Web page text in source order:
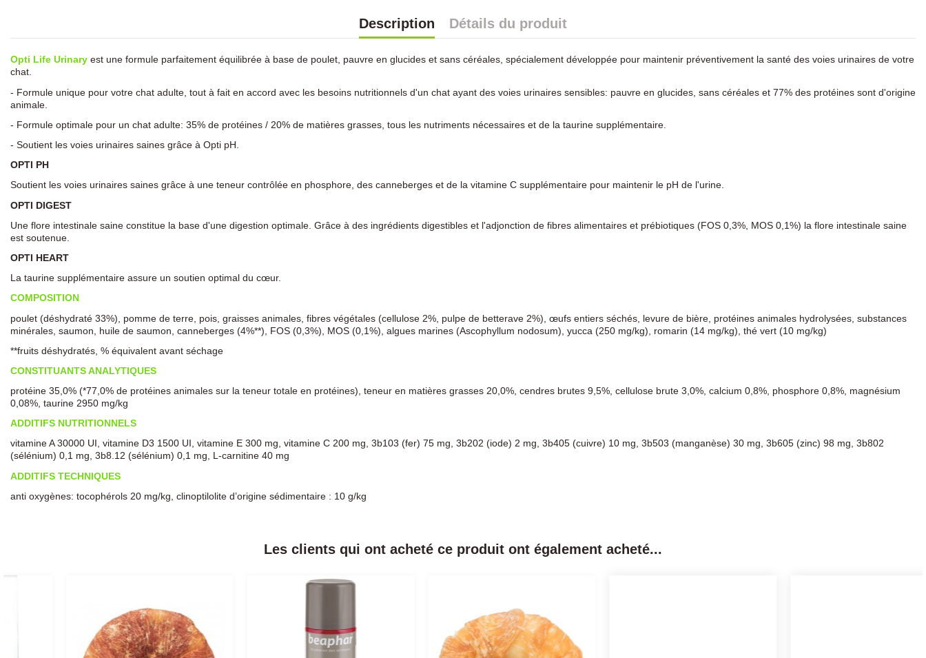
Description Détails du produit
Opti Life Urinary est une formule parfaitement équilibrée à base de poulet, pauvre en glucides et sans céréales, spécialement développée pour maintenir préventivement la santé des voies urinaires de votre
chat.
- Formule unique pour votre chat adulte, tout à fait en accord avec les besoins nutritionnels d'un chat ayant des voies urinaires sensibles: pauvre en glucides, sans céréales et 77% des protéines sont d'origine
animale.
- Formule optimale pour un chat adulte: 35% de protéines / 20% de matières grasses, tous les nutriments nécessaires et de la taurine supplémentaire.
- Soutient les voies urinaires saines grâce à Opti pH.
OPTI PH
Soutient les voies urinaires saines grâce à une teneur contrôlée en phosphore, des canneberges et de la vitamine C supplémentaire pour maintenir le pH de l'urine.
OPTI DIGEST
Une flore intestinale saine constitue la base d'une digestion optimale. Grâce à des ingrédients digestibles et l'adjonction de fibres alimentaires et prébiotiques (FOS 0,3%, MOS 0,1%) la flore intestinale saine
est soutenue.
OPTI HEART
La taurine supplémentaire assure un soutien optimal du cœur.
COMPOSITION
poulet (déshydraté 33%), pomme de terre, pois, graisses animales, fibres végétales (cellulose 2%, pulpe de betterave 2%), œufs entiers séchés, levure de bière, protéines animales hydrolysées, substances
minérales, saumon, huile de saumon, canneberges (4%**), FOS (0,3%), MOS (0,1%), algues marines (Ascophyllum nodosum), yucca (250 mg/kg), romarin (14 mg/kg), thé vert (10 mg/kg)
**fruits déshydratés, % équivalent avant séchage
CONSTITUANTS ANALYTIQUES
protéine 35,0% (*77,0% de protéines animales sur la teneur totale en protéines), teneur en matières grasses 20,0%, cendres brutes 9,5%, cellulose brute 3,0%, calcium 0,8%, phosphore 0,8%, magnésium
0,08%, taurine 2950 mg/kg
ADDITIFS NUTRITIONNELS
vitamine A 30000 UI, vitamine D3 1500 UI, vitamine E 300 mg, vitamine C 200 mg, 3b103 (fer) 75 mg, 3b202 (iode) 2 mg, 3b405 (cuivre) 10 mg, 3b503 (manganèse) 30 mg, 3b605 (zinc) 98 mg, 3b802
(sélénium) 0,1 mg, 3b8.12 (sélénium) 0,1 mg, L-carnitine 40 mg
ADDITIFS TECHNIQUES
anti oxygènes: tocophérols 20 mg/kg, clinoptilolite d’origine sédimentaire : 10 g/kg
Les clients qui ont acheté ce produit ont également acheté...